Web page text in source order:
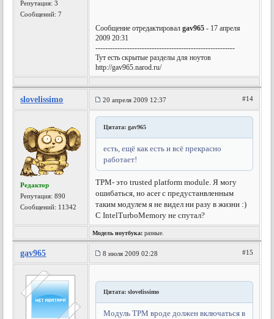
Репутация:3
Сообщений: 7
Сообщение отредактировалgav965 - 17 апреля
2009 20:31
---------------------------------------------------------
Тут есть скрытые разделы для ноутов
http://gav965.narod.ru/
slovelissimo 20 апреля 2009 12:37 #14
Редактор
Репутация:890
Сообщений: 11342
Цитата: gav965
есть, ещё как есть и всё прекрасно
работает!
TPM- это trusted platform module. Я могу
ошибаться, но acer с предустанвленным
таким модулем я не видел ни разу в жизни :)
С IntelTurboMemory не спутал?
Модель ноутбука: разные.
gav965 8 июля 2009 02:28 #15
Цитата: slovelissimo
Модуль TPM вроде должен включаться в